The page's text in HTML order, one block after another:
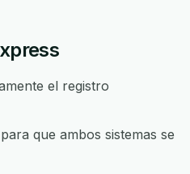
el registro
que ambos sistemas se